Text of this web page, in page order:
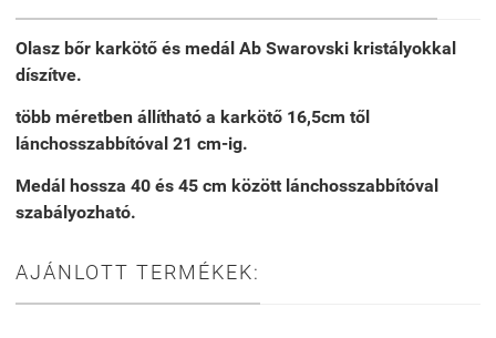
Olasz bőr karkötő és medál Ab Swarovski kristályokkal
díszítve.
több méretben állítható a karkötő 16,5cm től
lánchosszabbítóval 21 cm-ig.
Medál hossza 40 és 45 cm között lánchosszabbítóval
szabályozható.
AJÁNLOTT TERMÉKEK: